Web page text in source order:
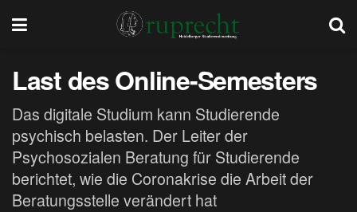
Last des Online-Semesters
Das digitale Studium kann Studierende
psychisch belasten. Der Leiter der
Psychosozialen Beratung für Studierende
berichtet, wie die Coronakrise die Arbeit der
Beratungsstelle verändert hat